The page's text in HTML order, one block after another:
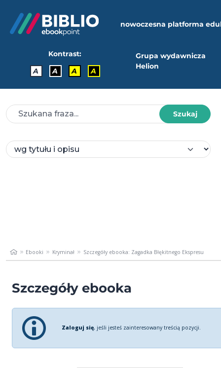
nowoczesna platforma
Kontrast:
A
A A A
Grupa wydawnicza
Helion
Szukaj
Ebooki Kryminał Szczegóły ebooka: Zagadka Błękitnego Ekspresu
Szczegóły ebooka
Zaloguj się, jeśli jesteś zainteresowany treścią pozycji.